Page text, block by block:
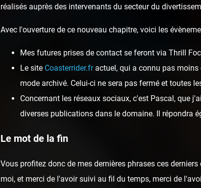
Avant-
réalisés auprès des intervenants du secteur du
Avec l'ouverture de ce nouveau chapitre, voici les
Mes futures prises de contact se feront via Thrill
Le site Coasterrider.fractuel, qui a connu pas moins
mode archivé. Celui-ci ne sera pas fermé et toutes
Concernant les réseaux sociaux, c'est Pascal, que
diverses publications dans le domaine. Il répondra
Le mot de la fin
Vous profitez donc de mes dernières phrases ces
moi, et merci de l'avoir suivi au fil du temps, merci de